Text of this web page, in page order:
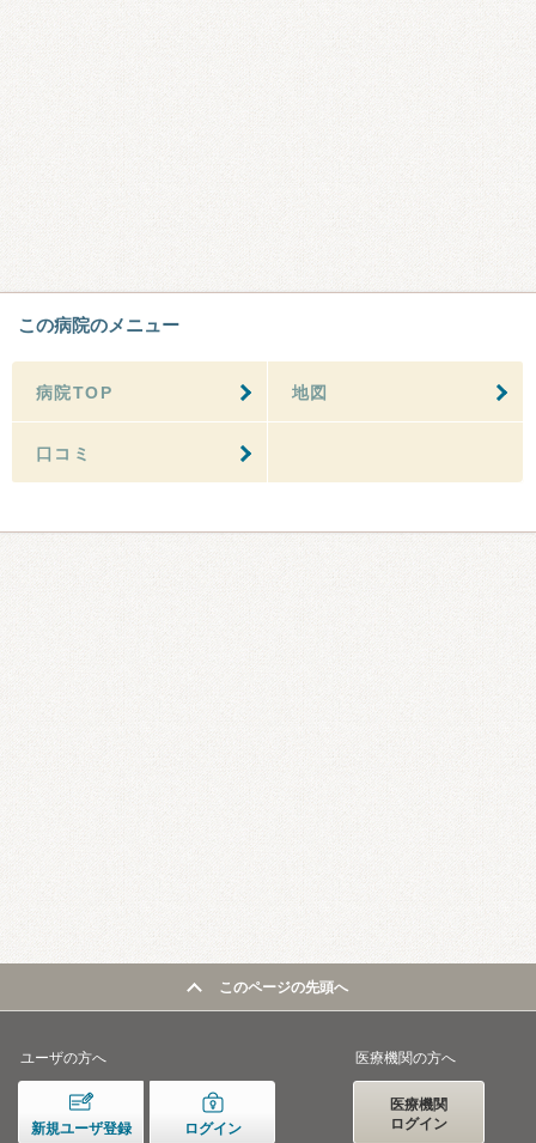
この病院のメニュー
病院TOP 地図
口コミ
このページの先頭へ
ユーザの方へ
新規ユーザ登録 ログイン
医療機関の方へ
医療機関
ログイン